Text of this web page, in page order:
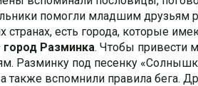
помогли младшим друзьям
странах, есть города, которые
город Разминка. Чтобы привести
Разминку под песенку
также вспомнили правила бега.